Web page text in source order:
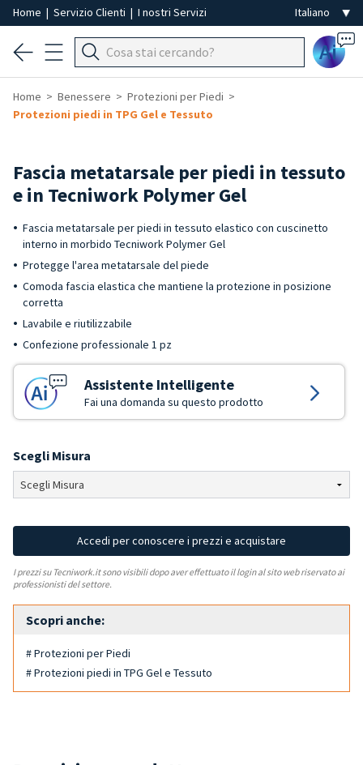
Home | Servizio Clienti | I nostri Servizi
Ai
Home Benessere
Protezioni per Piedi
Protezioni piedi in TPG Gel e Tessuto
Fascia metatarsale per piedi in tessuto
e in Tecniwork Polymer Gel
Fascia metatarsale per piedi in tessuto elastico con cuscinetto
interno in morbido Tecniwork Polymer Gel
Protegge l'area metatarsale del piede
Comoda fascia elastica che mantiene la protezione in posizione
corretta
Lavabile e riutilizzabile
Confezione professionale 1 pz
Assistente Intelligente
Fai una domanda su questo prodotto
Scegli Misura
Accedi per conoscere i prezzi e acquistare
I prezzi su Tecniwork.it sono visibili dopo aver effettuato il login al sito web riservato ai
professionisti del settore.
Scopri anche:
# Protezioni per Piedi
# Protezioni piedi in TPG Gel e Tessuto